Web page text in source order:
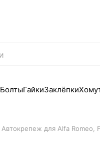
БолтыГайкиЗаклёпки
Автокрепеж для Alfa Romeo,